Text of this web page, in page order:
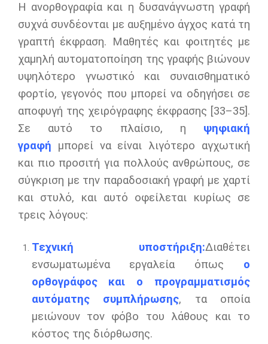
Η ανορθογραφία και η δυσανάγνωστη γραφή
συχνά συνδέονται με αυξημένο άγχος κατά τη
γραπτή έκφραση. Μαθητές και φοιτητές με
χαμηλή αυτοματοποίηση της γραφής βιώνουν
υψηλότερο γνωστικό και συναισθηματικό
φορτίο, γεγονός που μπορεί να οδηγήσει σε
αποφυγή της χειρόγραφης έκφρασης [33–35].
Σε αυτό το πλαίσιο, η ψηφιακή
γραφή μπορεί να είναι λιγότερο αγχωτική
και πιο προσιτή για πολλούς ανθρώπους, σε
σύγκριση με την παραδοσιακή γραφή με χαρτί
και στυλό, και αυτό οφείλεται κυρίως σε
τρεις λόγους:
Τεχνική υποστήριξη:Διαθέτει
ενσωματωμένα εργαλεία όπως ο
ορθογράφος και ο προγραμματισμός
αυτόματης συμπλήρωσης, τα οποία
μειώνουν τον φόβο του λάθους και το
κόστος της διόρθωσης.